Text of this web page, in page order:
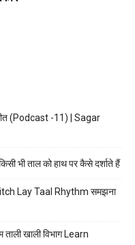
(Podcast -11) | Sagar
भी ताल को हाथ पर कैसे दर्शाते हैं
Lay Taal Rhythm समझना
खाली विभाग Learn